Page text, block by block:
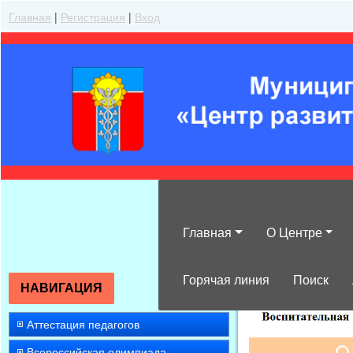
Главная | Регистрация | Вход
Главная О Центре
Горячая линия Поиск
НАВИГАЦИЯ
Аттестация педагогов